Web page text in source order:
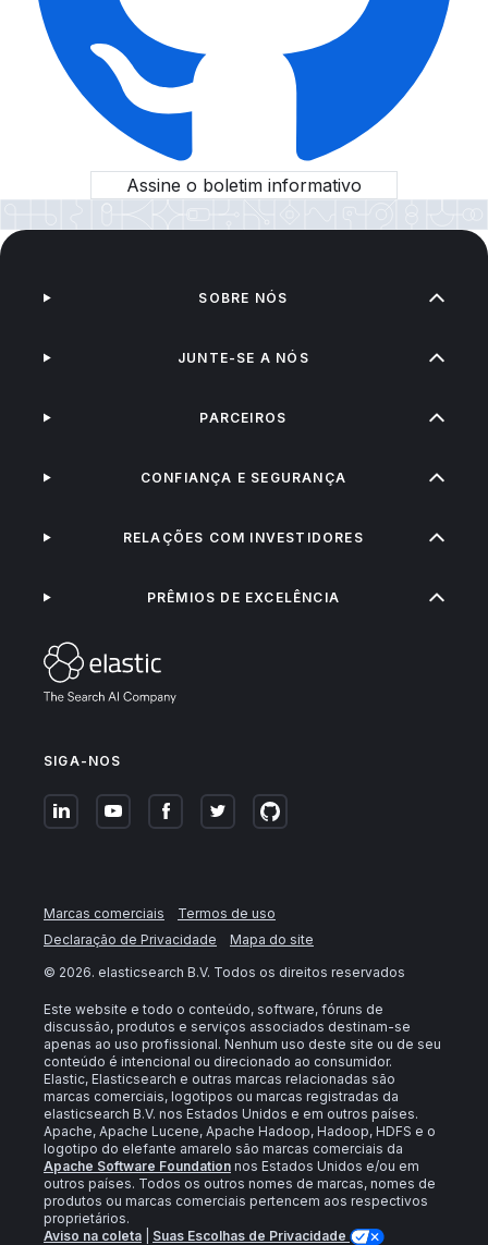
Assine o boletim informativo
SIGA-NOS
SOBRE NÓS
JUNTE-SE A NÓS
PARCEIROS
CONFIANÇA E SEGURANÇA
RELAÇÕES COM INVESTIDORES
PRÊMIOS DE EXCELÊNCIA
Marcas comerciais
Termos de uso
Declaração de Privacidade
Mapa do site
© 2026. elasticsearch B.V. Todos os direitos reservados
Este website e todo o conteúdo, software, fóruns de
discussão, produtos e serviços associados destinam-se
apenas ao uso profissional. Nenhum uso deste site ou de seu
conteúdo é intencional ou direcionado ao consumidor.
Elastic, Elasticsearch e outras marcas relacionadas são
marcas comerciais, logotipos ou marcas registradas da
elasticsearch B.V. nos Estados Unidos e em outros países.
Apache, Apache Lucene, Apache Hadoop, Hadoop, HDFS e o
logotipo do elefante amarelo são marcas comerciais da
Apache Software Foundation nos Estados Unidos e/ou em
outros países. Todos os outros nomes de marcas, nomes de
produtos ou marcas comerciais pertencem aos respectivos
proprietários.
Aviso na coleta
Suas Escolhas de Privacidade